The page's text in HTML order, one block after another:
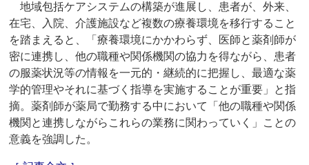
地域包括ケアシステムの構築が進展し、患者が、外来、
在宅、入院、介護施設など複数の療養環境を移行すること
を踏まえると、「療養環境にかかわらず、医師と薬剤師が
密に連携し、他の職種や関係機関の協力を得ながら、患者
の服薬状況等の情報を一元的・継続的に把握し、最適な薬
学的管理やそれに基づく指導を実施することが重要」と指
摘。薬剤師が薬局で勤務する中において「他の職種や関係
機関と連携しながらこれらの業務に関わっていく」ことの
意義を強調した。